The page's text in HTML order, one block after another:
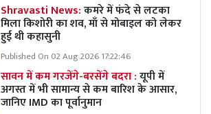
Shravasti News:कमरे में फंदे से लटका
मिला किशोरी का शव, माँ से मोबाइल को लेकर
हुई थी कहासुनी
Published On 02 Aug 2026 17:22:46
सावन में कम गरजेंगे-बरसेंगे बदरा :यूपी में
अगस्त में भी सामान्य से कम बारिश के आसार,
जानिए IMD का पूर्वानुमान